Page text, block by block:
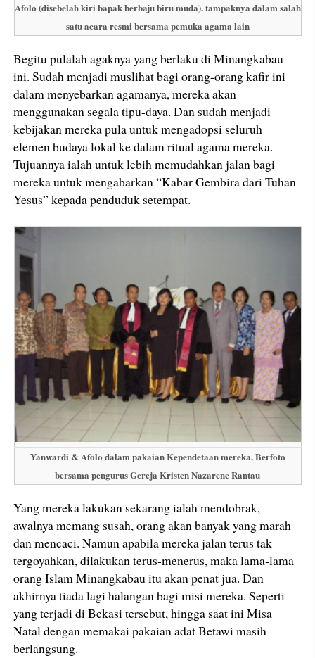
Afolo (disebelah kiri bapak berbaju biru muda). tampaknya dalam salah
satu acara resmi bersama pemuka agama lain
Begitu pulalah agaknya yang berlaku di Minangkabau
ini. Sudah menjadi muslihat bagi orang-orang kafir ini
dalam menyebarkan agamanya, mereka akan
menggunakan segala tipu-daya. Dan sudah menjadi
kebijakan mereka pula untuk mengadopsi seluruh
elemen budaya lokal ke dalam ritual agama mereka.
Tujuannya ialah untuk lebih memudahkan jalan bagi
mereka untuk mengabarkan “Kabar Gembira dari Tuhan
Yesus” kepada penduduk setempat.
Yanwardi & Afolo dalam pakaian Kependetaan mereka. Berfoto
bersama pengurus Gereja Kristen Nazarene Rantau
Yang mereka lakukan sekarang ialah mendobrak,
awalnya memang susah, orang akan banyak yang marah
dan mencaci. Namun apabila mereka jalan terus tak
tergoyahkan, dilakukan terus-menerus, maka lama-lama
orang Islam Minangkabau itu akan penat jua. Dan
akhirnya tiada lagi halangan bagi misi mereka. Seperti
yang terjadi di Bekasi tersebut, hingga saat ini Misa
Natal dengan memakai pakaian adat Betawi masih
berlangsung.